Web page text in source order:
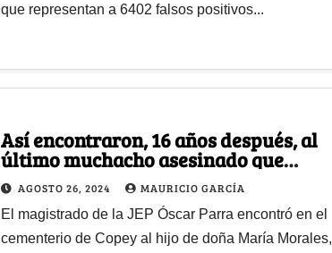
que representan a 6402 falsos positivos...
Así encontraron, 16 años después, al
último muchacho asesinado que
buscaban las Madres de Soacha
AGOSTO 26, 2024 MAURICIO GARCÍA
El magistrado de la JEP Óscar Parra encontró en el
cementerio de Copey al hijo de doña María Morales,